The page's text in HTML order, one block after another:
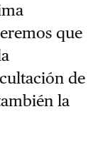
que
de
la